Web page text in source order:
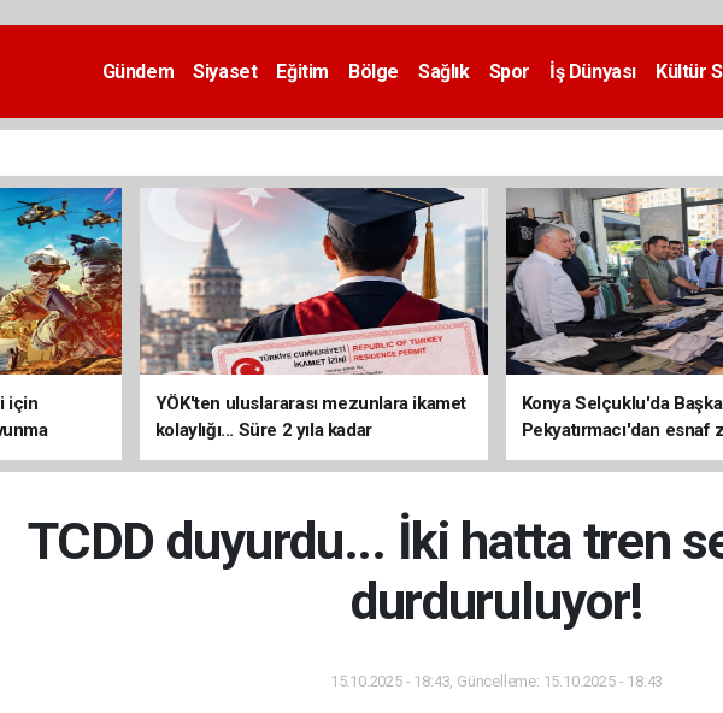
Gündem Siyaset Eğitim Bölge Sağlık Spor İş Dünyası Kültür
için
YÖK'ten uluslararası mezunlara ikamet
kolaylığı... Süre 2 yıla kadar
uzatılabilecek
Konya Selçuklu'da
Pekyatırmacı'dan esnaf
TCDD duyurdu... İki hatta tren
durduruluyor!
15.10.2025 - 18:43, Güncelleme: 15.10.2025 - 18:43